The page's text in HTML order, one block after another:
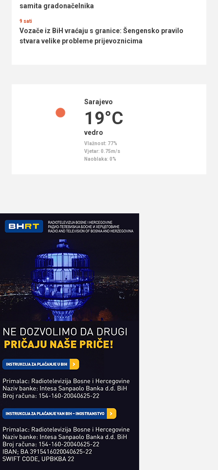
samita gradonačelnika
9 sati
Vozače iz BiH vraćaju s granice: Šengensko pravilo
stvara velike probleme prijevoznicima
Sarajevo
19°C
vedro
Vlažnost: 77%
Vjetar: 0.75m/s
Naoblaka: 0%